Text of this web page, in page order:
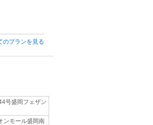
のプランを見る
号盛岡フェザン
モール盛岡南